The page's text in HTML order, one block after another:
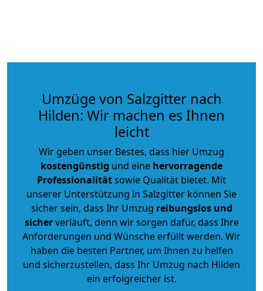
Umzüge von Salzgitter nach
Hilden: Wir machen es Ihnen
leicht
Wir geben unser Bestes, dass hier Umzug
kostengünstig und eine hervorragende
Professionalitätsowie Qualität bietet. Mit
unserer Unterstützung in Salzgitter können Sie
sicher sein, dass Ihr Umzug reibungslos und
sicherverläuft, denn wir sorgen dafür, dass Ihre
Anforderungen und Wünsche erfüllt werden. Wir
haben die besten Partner, um Ihnen zu helfen
und sicherzustellen, dass Ihr Umzug nach Hilden
ein erfolgreicher ist.